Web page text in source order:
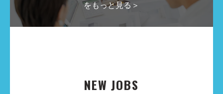
をもっと見る＞
NEW JOBS